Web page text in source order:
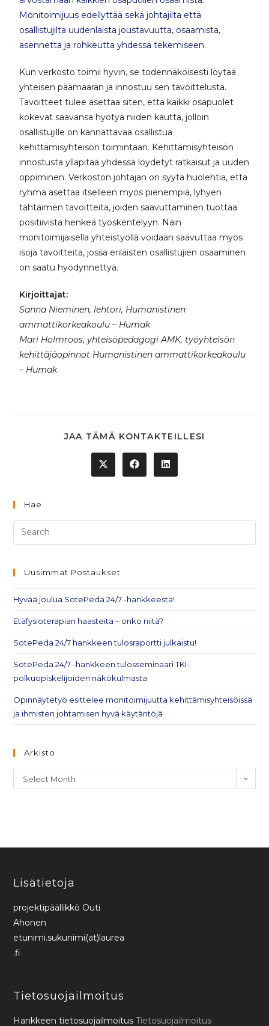
Monitoimijuus edellyttää sekä johtajilta että
osallistujilta uudenlaista joustavuutta, osaamista,
asennetta ja rohkeutta yhdessä tekemiseen.
Kun verkosto toimii hyvin, se todennäköisesti löytää
yhteisen päämäärän ja innostuu sen tavoittelusta.
Tavoitteet tulee asettaa siten, että kaikki osapuolet
kokevat saavansa hyötyä niiden kautta, jolloin
osallistujille on kannattavaa osallistua
kehittämisyhteisön toimintaan. Kehittämisyhteisön
innostusta ylläpitää yhdessä löydetyt ratkaisut ja uuden
oppiminen. Verkoston johtajan on syytä huolehtia, että
ryhmä asettaa itselleen myös pienempiä, lyhyen
tähtäimen tavoitteita, joiden saavuttaminen tuottaa
positiivista henkeä työskentelyyn. Näin
monitoimijaisella yhteistyöllä voidaan saavuttaa myös
isoja tavoitteita, jossa erilaisten osallistujien osaaminen
on saatu hyödynnettyä.
Kirjoittajat:
Sanna Nieminen, lehtori, Humanistinen
ammattikorkeakoulu – Humak
Mari Holmroos, yhteisöpedagogi AMK, työyhteisön
kehittäjäopinnot Humanistinen ammattikorkeakoulu
– Humak
JAA TÄMÄ KONTAKTEILLESI
Hae
Uusimmat Postaukset
Hyvää joulua SotePeda 24/7 -hankkeesta!
Etäfysioterapian haasteita – onko niitä?
SotePeda 24/7 hankkeen tulosraportti julkaistu!
SotePeda 24/7 -hankkeen tulosseminaari TKI-
polkuopiskelijoiden näkökulmasta
Opinnäytetyö esittelee monitoimijuutta kehittämisyhteisöissä
ja ihmisten johtamisen hyvä käytäntöjä
Arkisto
Select Month
Lisätietoja
projektipäällikkö Outi
Ahonen
etunimi.sukunimi(at)laurea
.fi
Tietosuojailmoitus
Hankkeen tietosuojailmoitusTietosuojailmoitus